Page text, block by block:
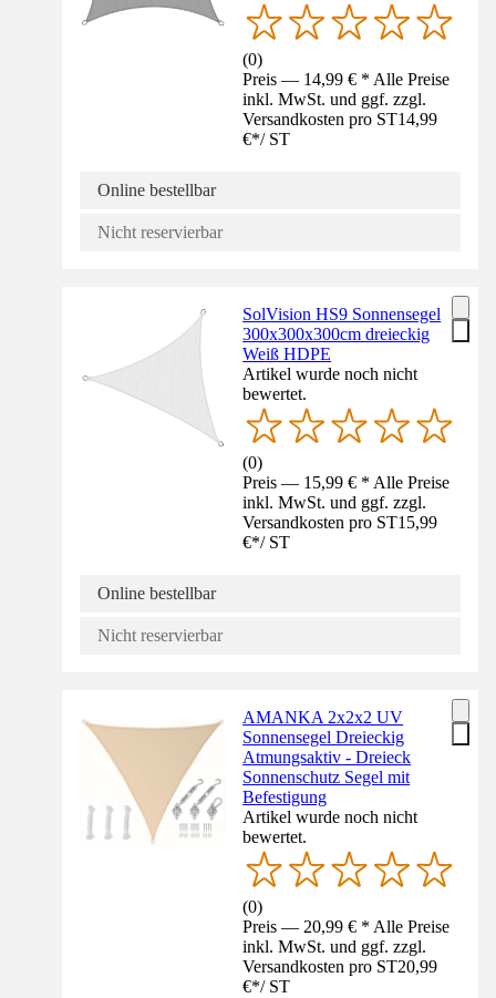
(0)
Preis — 14,99 € * Alle Preise
inkl. MwSt. und ggf. zzgl.
Versandkosten pro ST14,99
€*/ ST
Online bestellbar
Nicht reservierbar
SolVision HS9 Sonnensegel
300x300x300cm dreieckig
Weiß HDPE
Artikel wurde noch nicht
bewertet.
(0)
Preis — 15,99 € * Alle Preise
inkl. MwSt. und ggf. zzgl.
Versandkosten pro ST15,99
€*/ ST
Online bestellbar
Nicht reservierbar
AMANKA 2x2x2 UV
Sonnensegel Dreieckig
Atmungsaktiv - Dreieck
Sonnenschutz Segel mit
Befestigung
Artikel wurde noch nicht
bewertet.
(0)
Preis — 20,99 € * Alle Preise
inkl. MwSt. und ggf. zzgl.
Versandkosten pro ST20,99
€*/ ST